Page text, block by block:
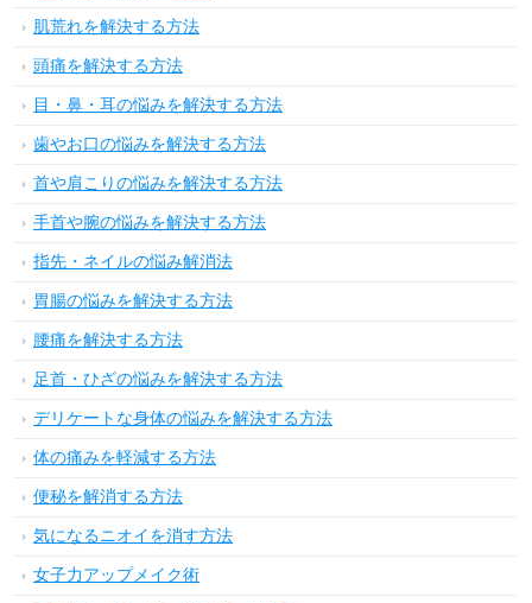
肌荒れを解決する方法
頭痛を解決する方法
目・鼻・耳の悩みを解決する方法
歯やお口の悩みを解決する方法
首や肩こりの悩みを解決する方法
手首や腕の悩みを解決する方法
指先・ネイルの悩み解消法
胃腸の悩みを解決する方法
腰痛を解決する方法
足首・ひざの悩みを解決する方法
デリケートな身体の悩みを解決する方法
体の痛みを軽減する方法
便秘を解消する方法
気になるニオイを消す方法
女子力アップメイク術